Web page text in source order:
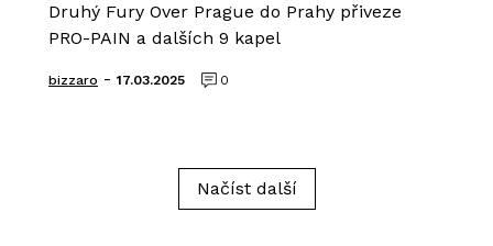
Druhý Fury Over Prague do Prahy přiveze
PRO-PAIN a dalších 9 kapel
bizzaro - 17.03.2025 0
Načíst další